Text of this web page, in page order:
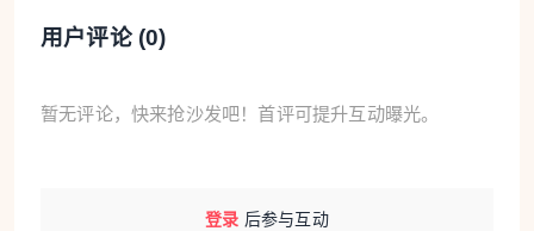
仅在去年12月5日，也就是联邦议院通过《兵役
是2021年全年申请数量的两倍。
用户评论 (0)
暂无评论，快来抢沙发吧！首评可提升互动曝光。
登录 后参与互动